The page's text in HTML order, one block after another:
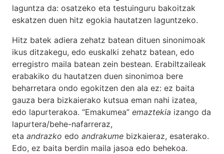
laguntza da: osatzeko eta testuinguru bakoitzak
eskatzen duen hitz egokia hautatzen laguntzeko.
Hitz batek adiera zehatz batean dituen sinonimoak
ikus ditzakegu, edo euskalki zehatz batean, edo
erregistro maila batean zein bestean. Erabiltzaileak
erabakiko du hautatzen duen sinonimoa bere
beharretara ondo egokitzen den ala ez: ez baita
gauza bera bizkaierako kutsua eman nahi izatea,
edo lapurterakoa. “Emakumea” emaztekia izango da
lapurtera/behe-nafarreraz,
eta andrazko edo andrakume bizkaieraz, esaterako.
Edo, ez baita berdin maila jasoa edo behekoa.